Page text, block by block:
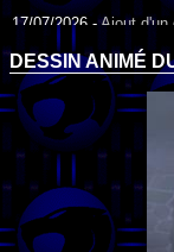
17/07/2026 -Ajout d'un
Ajout du dessin animé
09/07/2026 -Ajout d'un
Ajout du dessin animé
liste.
04/07/2026 - Ajout
Ajout du dessin animé
04/07/2026 -
Ajout
Ajout du dessin
DESSIN ANIMÉ